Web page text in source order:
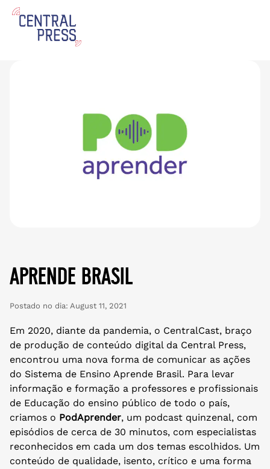
aprende brasil
Postado no dia: August 11, 2021
Em 2020, diante da pandemia, o CentralCast, braço
de produção de conteúdo digital da Central Press,
encontrou uma nova forma de comunicar as ações
do Sistema de Ensino Aprende Brasil. Para levar
informação e formação a professores e profissionais
de Educação do ensino público de todo o país,
criamos o PodAprender, um podcast quinzenal, com
episódios de cerca de 30 minutos, com especialistas
reconhecidos em cada um dos temas escolhidos. Um
conteúdo de qualidade, isento, crítico e uma forma